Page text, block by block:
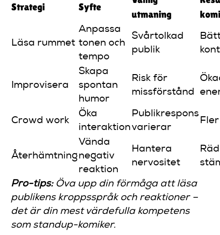
Strategi Syfte
utmaning
Läsa rummet
Anpassa
tonen och
tempo
Svårtolkad
publik
Improvisera
Skapa
spontan
humor
Risk för
missförstånd
Crowd work
Öka
interaktion
Publikrespons
varierar
Återhämtning
Vända
negativ
reaktion
Hantera
nervositet
Pro-tips: Öva upp din förmåga att läsa
publikens kroppsspråk och reaktioner –
det är din mest värdefulla kompetens
som standup-komiker.